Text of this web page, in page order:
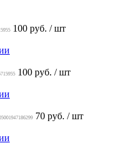
100 руб. / шт
100 руб. / шт
70 руб. / шт